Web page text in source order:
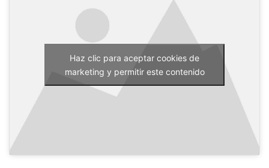
Haz clic para aceptar cookies de
marketing y permitir este contenido